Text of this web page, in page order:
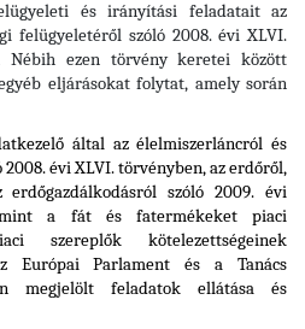
és irányítási feladatait az
felügyeletéről szóló 2008. évi XLVI.
Nébih ezen törvény keretei között
eljárásokat folytat, amely során
által az élelmiszerláncról és
évi XLVI. törvényben, az erdőről,
szóló 2009. évi
a fát és fatermékeket piaci
szereplők kötelezettségeinek
Európai Parlament és a Tanács
megjelölt feladatok ellátása és